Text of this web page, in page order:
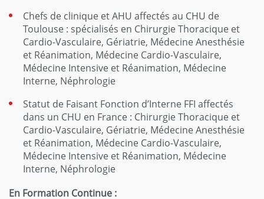
Chefs de clinique et AHU affectés au CHU de
Toulouse : spécialisés en Chirurgie Thoracique et
Cardio-Vasculaire, Gériatrie, Médecine Anesthésie
et Réanimation, Médecine Cardio-Vasculaire,
Médecine Intensive et Réanimation, Médecine
Interne, Néphrologie
Statut de Faisant Fonction d’Interne FFI affectés
dans un CHU en France : Chirurgie Thoracique et
Cardio-Vasculaire, Gériatrie, Médecine Anesthésie
et Réanimation, Médecine Cardio-Vasculaire,
Médecine Intensive et Réanimation, Médecine
Interne, Néphrologie
En Formation Continue :